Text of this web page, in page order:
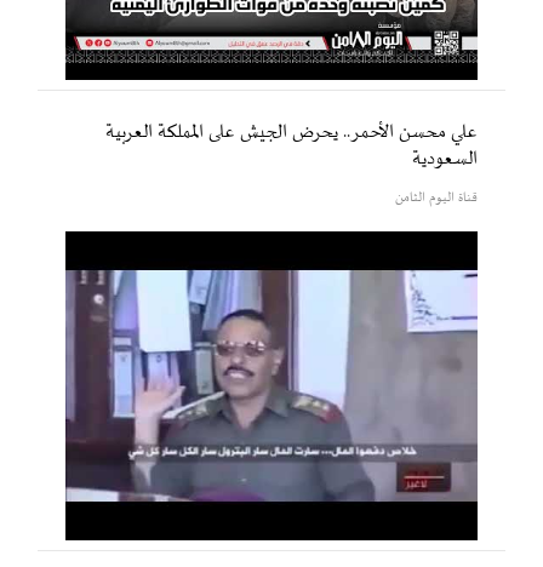
علي محسن الأحمر.. يحرض الجيش على المملكة العربية
السعودية
قناة اليوم الثامن